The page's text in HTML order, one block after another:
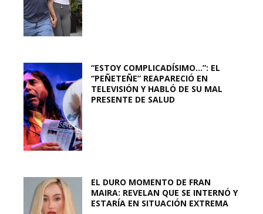
“ESTOY COMPLICADÍSIMO…”: EL
“PEÑETEÑE” REAPARECIÓ EN
TELEVISIÓN Y HABLÓ DE SU MAL
PRESENTE DE SALUD
EL DURO MOMENTO DE FRAN
MAIRA: REVELAN QUE SE INTERNÓ Y
ESTARÍA EN SITUACIÓN EXTREMA